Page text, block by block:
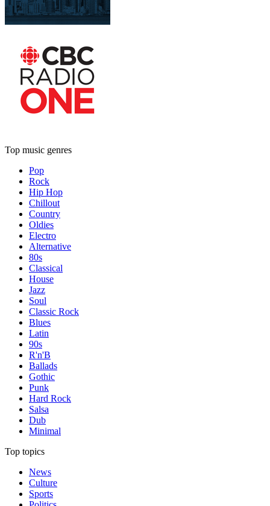
Top music genres
Pop
Rock
Hip Hop
Chillout
Country
Oldies
Electro
Alternative
80s
Classical
House
Jazz
Soul
Classic Rock
Blues
Latin
90s
R'n'B
Ballads
Gothic
Punk
Hard Rock
Salsa
Dub
Minimal
Top topics
News
Culture
Sports